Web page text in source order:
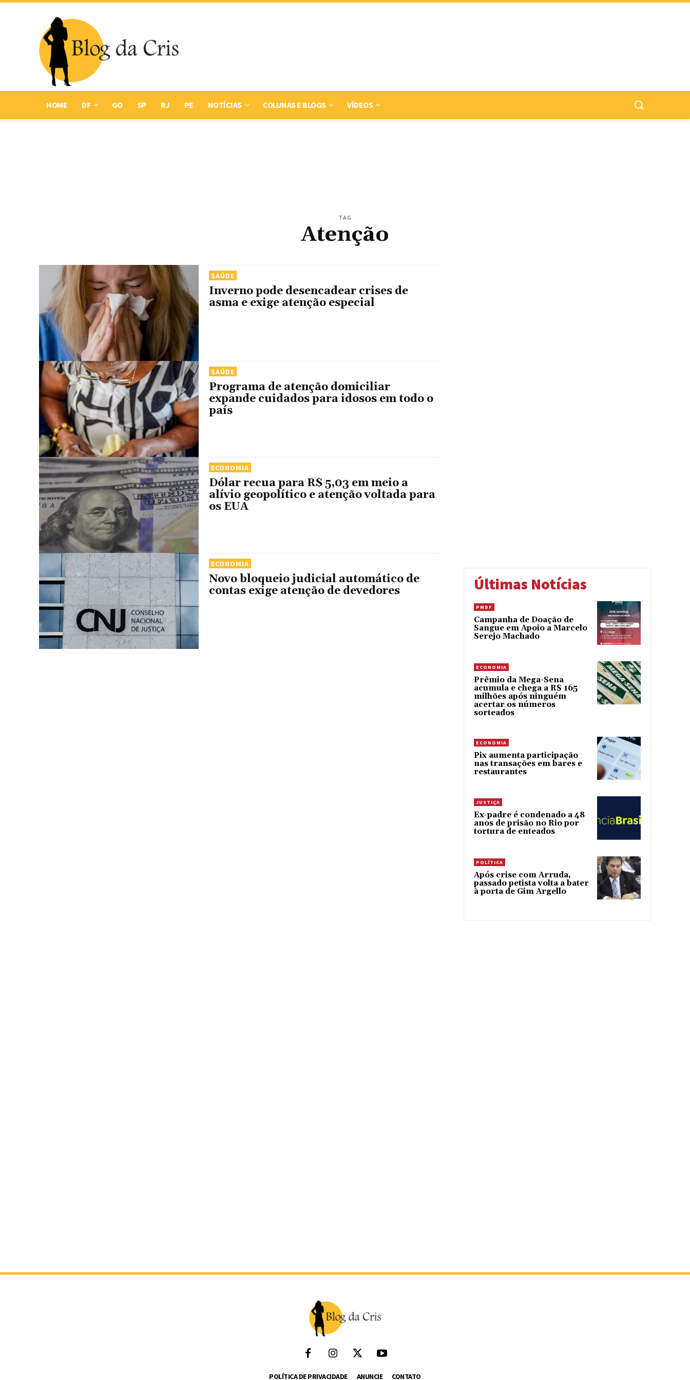
HOME DF GO SP RJ PE NOTÍCIAS COLUNAS E BLOGS VÍDEOS
TAG
Atenção
SAÚDE
Inverno pode desencadear crises de
asma e exige atenção especial
SAÚDE
Programa de atenção domiciliar
expande cuidados para idosos em todo o
país
ECONOMIA
Dólar recua para R$ 5,03 em meio a
alívio geopolítico e atenção voltada para
os EUA
ECONOMIA
Novo bloqueio judicial automático de
contas exige atenção de devedores
Últimas Notícias
PMDF
Campanha de Doação de
Sangue em Apoio a Marcelo
Serejo Machado
ECONOMIA
Prêmio da Mega-Sena
acumula e chega a R$ 165
milhões após ninguém
acertar os números
sorteados
ECONOMIA
Pix aumenta participação
nas transações em bares e
restaurantes
JUSTIÇA
Ex-padre é condenado a 48
anos de prisão no Rio por
tortura de enteados
POLÍTICA
Após crise com Arruda,
passado petista volta a bater
à porta de Gim Argello
POLÍTICA DE PRIVACIDADE ANUNCIE CONTATO